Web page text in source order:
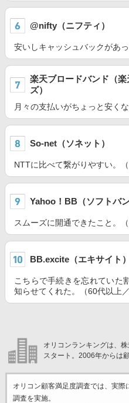
@nifty（ニフティ）
安いしキャッシュバックがあ
楽天ブロードバンド（
ズ）
月々の支払いがちょっと安く
So-net（ソネット）
NTTに比べて繋がりやすい。
Yahoo！BB（ソフトバン
スムーズに開通できたこと。（
BB.excite（エキサイト）
こちらで手続きを忘れていた
知らせてくれた。（60代以上／
オリコンランキングは、
スタート。2006年からは
オリコン顧客満足度調査では、実際
調査を実施。